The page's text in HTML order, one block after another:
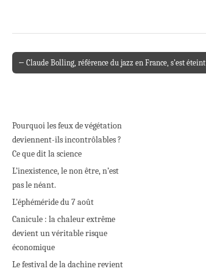
Post navigation
← Claude Bolling, référence du jazz en France, s’est éteint
Pourquoi les feux de végétation
deviennent-ils incontrôlables ?
Ce que dit la science
L’inexistence, le non être, n’est
pas le néant.
L’éphéméride du 7 août
Canicule : la chaleur extrême
devient un véritable risque
économique
Le festival de la dachine revient